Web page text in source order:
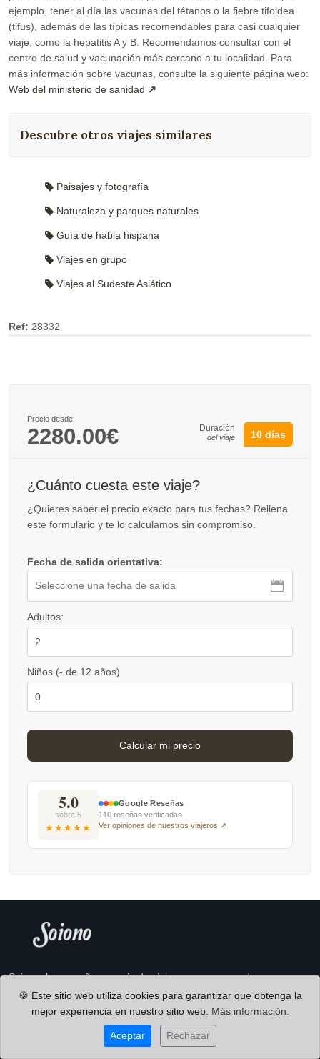
ejemplo, tener al día las vacunas del tétanos o la fiebre tifoidea
(tifus), además de las típicas recomendables para casi cualquier
viaje, como la hepatitis A y B. Recomendamos consultar con el
centro de salud y vacunación más cercano a tu localidad. Para
más información sobre vacunas, consulte la siguiente página web:
Web del ministerio de sanidad
Descubre otros viajes similares
Paisajes y fotografía
Naturaleza y parques naturales
Guía de habla hispana
Viajes en grupo
Viajes al Sudeste Asiático
Ref: 28332
Precio desde:
2280.00€ Duración
del viaje 10 días
¿Cuánto cuesta este viaje?
¿Quieres saber el precio exacto para tus fechas? Rellena
este formulario y te lo calculamos sin compromiso.
Fecha de salida orientativa:
Adultos:
Niños (- de 12 años)
5.0
sobre 5
★★★★★
Google Reseñas
110 reseñas verificadas
Ver opiniones de nuestros viajeros ↗
Soiono, la pequeña agencia de viajes que crea grandes
recuerdos.
🍪 Este sitio web utiliza cookies para garantizar que obtenga la
mejor experiencia en nuestro sitio web. Más información.
Aceptar Rechazar